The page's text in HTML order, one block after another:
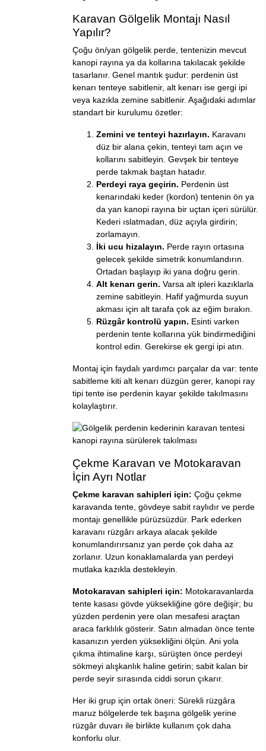
Karavan Gölgelik Montajı Nasıl
Yapılır?
Çoğu ön/yan gölgelik perde, tentenizin mevcut
kanopi rayına ya da kollarına takılacak şekilde
tasarlanır. Genel mantık şudur: perdenin üst
kenarı tenteye sabitlenir, alt kenarı ise gergi ipi
veya kazıkla zemine sabitlenir. Aşağıdaki adımlar
standart bir kurulumu özetler:
Zemini ve tenteyi hazırlayın. Karavanı
düz bir alana çekin, tenteyi tam açın ve
kollarını sabitleyin. Gevşek bir tenteye
perde takmak baştan hatadır.
Perdeyi raya geçirin. Perdenin üst
kenarındaki keder (kordon) tentenin ön ya
da yan kanopi rayına bir uçtan içeri sürülür.
Kederi ıslatmadan, düz açıyla girdirin;
zorlamayın.
İki ucu hizalayın. Perde rayın ortasına
gelecek şekilde simetrik konumlandırın.
Ortadan başlayıp iki yana doğru gerin.
Alt kenarı gerin. Varsa alt ipleri kazıklarla
zemine sabitleyin. Hafif yağmurda suyun
akması için alt tarafa çok az eğim bırakın.
Rüzgâr kontrolü yapın. Esinti varken
perdenin tente kollarına yük bindirmediğini
kontrol edin. Gerekirse ek gergi ipi atın.
Montaj için faydalı yardımcı parçalar da var: tente
sabitleme kiti alt kenarı düzgün gerer, kanopi ray
tipi tente ise perdenin kayar şekilde takılmasını
kolaylaştırır.
Çekme Karavan ve Motokaravan
İçin Ayrı Notlar
Çekme karavan sahipleri için: Çoğu çekme
karavanda tente, gövdeye sabit raylıdır ve perde
montajı genellikle pürüzsüzdür. Park ederken
karavanı rüzgârı arkaya alacak şekilde
konumlandırırsanız yan perde çok daha az
zorlanır. Uzun konaklamalarda yan perdeyi
mutlaka kazıkla destekleyin.
Motokaravan sahipleri için: Motokaravanlarda
tente kasası gövde yüksekliğine göre değişir; bu
yüzden perdenin yere olan mesafesi araçtan
araca farklılık gösterir. Satın almadan önce tente
kasanızın yerden yüksekliğini ölçün. Ani yola
çıkma ihtimaline karşı, sürüşten önce perdeyi
sökmeyi alışkanlık haline getirin; sabit kalan bir
perde seyir sırasında ciddi sorun çıkarır.
Her iki grup için ortak öneri: Sürekli rüzgâra
maruz bölgelerde tek başına gölgelik yerine
rüzgâr duvarı ile birlikte kullanım çok daha
konforlu olur.